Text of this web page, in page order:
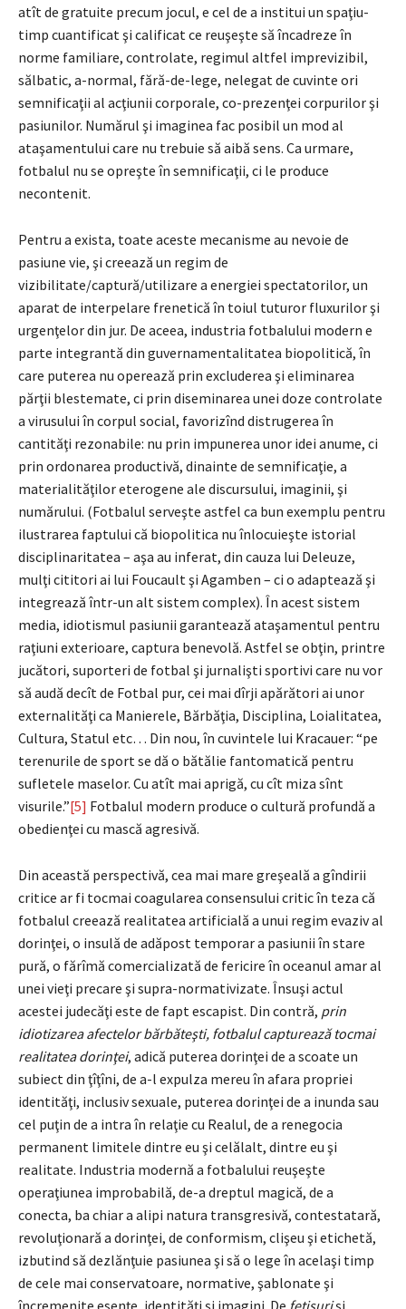
atît de gratuite precum jocul, e cel de a institui un spaţiu-
timp cuantificat şi calificat ce reuşeşte să încadreze în
norme familiare, controlate, regimul altfel imprevizibil,
sălbatic, a-normal, fără-de-lege, nelegat de cuvinte ori
semnificaţii al acţiunii corporale, co-prezenţei corpurilor şi
pasiunilor. Numărul şi imaginea fac posibil un mod al
ataşamentului care nu trebuie să aibă sens. Ca urmare,
fotbalul nu se opreşte în semnificaţii, ci le produce
necontenit.
Pentru a exista, toate aceste mecanisme au nevoie de
pasiune vie, şi creează un regim de
vizibilitate/captură/utilizare a energiei spectatorilor, un
aparat de interpelare frenetică în toiul tuturor fluxurilor şi
urgenţelor din jur. De aceea, industria fotbalului modern e
parte integrantă din guvernamentalitatea biopolitică, în
care puterea nu operează prin excluderea şi eliminarea
părţii blestemate, ci prin diseminarea unei doze controlate
a virusului în corpul social, favorizînd distrugerea în
cantităţi rezonabile: nu prin impunerea unor idei anume, ci
prin ordonarea productivă, dinainte de semnificaţie, a
materialităţilor eterogene ale discursului, imaginii, şi
numărului. (Fotbalul serveşte astfel ca bun exemplu pentru
ilustrarea faptului că biopolitica nu înlocuieşte istorial
disciplinaritatea – aşa au inferat, din cauza lui Deleuze,
mulţi cititori ai lui Foucault şi Agamben – ci o adaptează şi
integrează într-un alt sistem complex). În acest sistem
media, idiotismul pasiunii garantează ataşamentul pentru
raţiuni exterioare, captura benevolă. Astfel se obţin, printre
jucători, suporteri de fotbal şi jurnalişti sportivi care nu vor
să audă decît de Fotbal pur, cei mai dîrji apărători ai unor
externalităţi ca Manierele, Bărbăţia, Disciplina, Loialitatea,
Cultura, Statul etc… Din nou, în cuvintele lui Kracauer: “pe
terenurile de sport se dă o bătălie fantomatică pentru
sufletele maselor. Cu atît mai aprigă, cu cît miza sînt
visurile.”[5] Fotbalul modern produce o cultură profundă a
obedienţei cu mască agresivă.
Din această perspectivă, cea mai mare greşeală a gîndirii
critice ar fi tocmai coagularea consensului critic în teza că
fotbalul creează realitatea artificială a unui regim evaziv al
dorinţei, o insulă de adăpost temporar a pasiunii în stare
pură, o fărîmă comercializată de fericire în oceanul amar al
unei vieţi precare şi supra-normativizate. Însuşi actul
acestei judecăţi este de fapt escapist. Din contră, prin
idiotizarea afectelor bărbăteşti, fotbalul capturează tocmai
realitatea dorinţei, adică puterea dorinţei de a scoate un
subiect din ţîţîni, de a-l expulza mereu în afara propriei
identităţi, inclusiv sexuale, puterea dorinţei de a inunda sau
cel puţin de a intra în relaţie cu Realul, de a renegocia
permanent limitele dintre eu şi celălalt, dintre eu şi
realitate. Industria modernă a fotbalului reuşeşte
operaţiunea improbabilă, de-a dreptul magică, de a
conecta, ba chiar a alipi natura transgresivă, contestatară,
revoluţionară a dorinţei, de conformism, clişeu şi etichetă,
izbutind să dezlănţuie pasiunea şi să o lege în acelaşi timp
de cele mai conservatoare, normative, şablonate şi